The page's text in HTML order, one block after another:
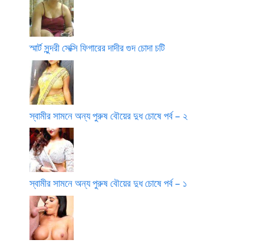
স্মার্ট সুন্দরী সেক্সি ফিগারের দাদীর গুদ চোদা চটি
স্বামীর সামনে অন্য পুরুষ বৌয়ের দুধ চোষে পর্ব – ২
স্বামীর সামনে অন্য পুরুষ বৌয়ের দুধ চোষে পর্ব – ১